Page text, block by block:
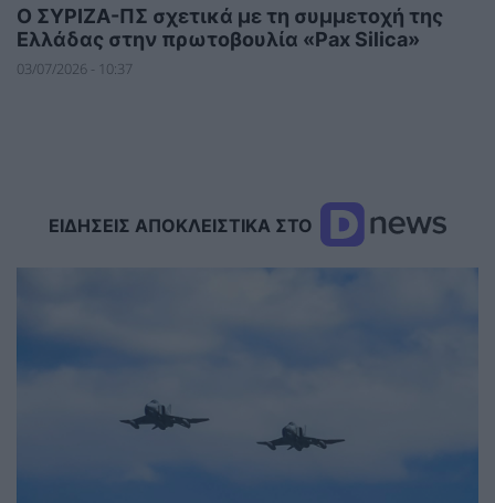
Ο ΣΥΡΙΖΑ-ΠΣ σχετικά με τη συμμετοχή της
Ελλάδας στην πρωτοβουλία «Pax Silica»
03/07/2026 - 10:37
ΕΙΔΗΣΕΙΣ ΑΠΟΚΛΕΙΣΤΙΚΑ ΣΤΟ